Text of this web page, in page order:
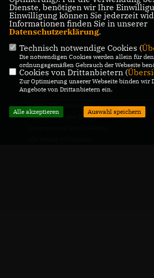
CDU Rhein-Neckar
Moritz Oppelt
Christiane Staab MdL
© 2026 CDU Stadtverband
Walldorf (Teil des CDU
Realisation:
Dienste, benötigen wir Ihre
Einwilligung können Sie jederzeit
Informationen finden Sie in unserer
Datenschutzerklärung.
Technisch notwendige Cookies (
Die notwendigen Cookies werden allein für den
ordnungsgemäßen Gebrauch der Webseite
Cookies von Drittanbietern (
Zur Optimierung unserer Webseite binden wir
Angebote von Drittanbietern ein.
Alle akzeptieren Auswahl speichern